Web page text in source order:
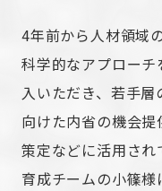
4年前から人材領域
科学的なアプロー
入いただき、若手
向けた内省の機会
策定などに活用さ
育成チームの小篠